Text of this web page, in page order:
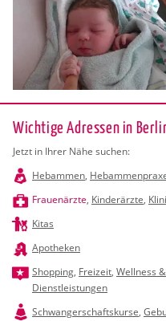
Wichtige Adressen in
Jetzt in Ihrer Nähe suchen:
Hebammen,
Frauenärzte, Kinderärzte,
Kitas
Apotheken
Shopping, Freizeit, Wellness
Dienstleistungen
Schwangerschaftskurse,